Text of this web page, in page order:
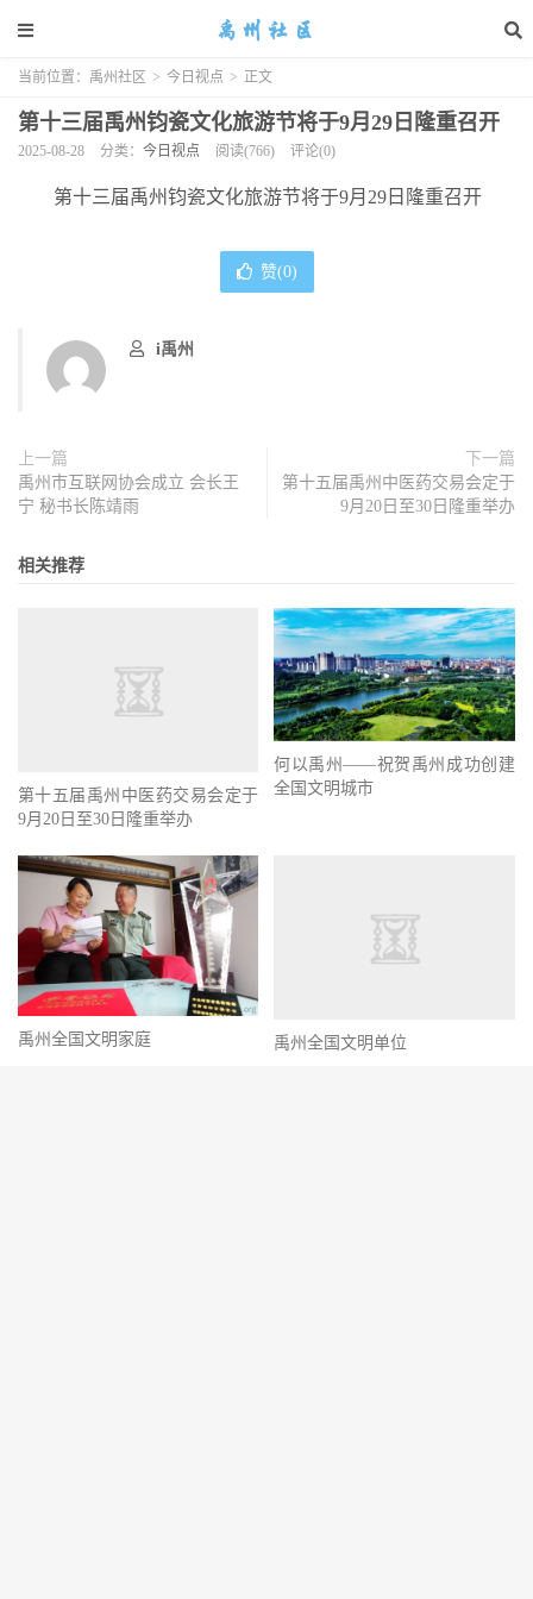
当前位置： 禹州社区 > 今日视点 > 正文
第十三届禹州钧瓷文化旅游节将于9月29日隆重召开
2025-08-28 分类： 今日视点 阅读(766) 评论(0)
第十三届禹州钧瓷文化旅游节将于9月29日隆重召开
赞(0)
i禹州
上一篇
禹州市互联网协会成立 会长王
宁 秘书长陈靖雨
下一篇
第十五届禹州中医药交易会定于
9月20日至30日隆重举办
相关推荐
第十五届禹州中医药交易会定于
9月20日至30日隆重举办
何以禹州——祝贺禹州成功创建
全国文明城市
禹州全国文明家庭 禹州全国文明单位